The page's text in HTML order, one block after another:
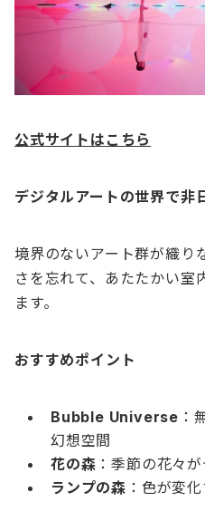
公式サイトはこちら
デジタルアートの世界で非
境界のないアート群が織り
さを忘れて、あたたかい室
ます。
おすすめポイント
Bubble Universe ：
幻想空間
花の森 ：季節の花々
ランプの森 ：色が変